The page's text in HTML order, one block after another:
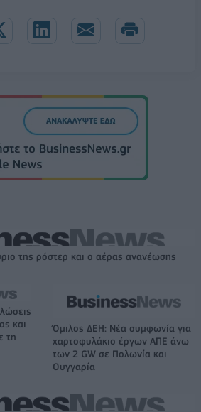
της ρόστερ και ο αέρας ανανέωσης
και
τη
Όμιλος ΔΕΗ: Νέα συμφωνία για
χαρτοφυλάκιο έργων ΑΠΕ άνω
των 2 GW σε Πολωνία και
Ουγγαρία